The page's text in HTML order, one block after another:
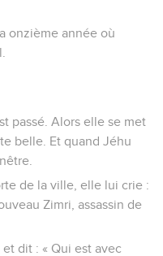
onzième année où
passé. Alors elle se met
belle. Et quand Jéhu
de la ville, elle lui crie :
Zimri, assassin de
dit : « Qui est avec